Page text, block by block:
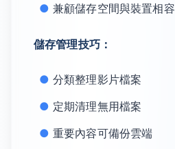
兼顧儲存空間與裝置相容
儲存管理技巧：
分類整理影片檔案
定期清理無用檔案
重要內容可備份雲端